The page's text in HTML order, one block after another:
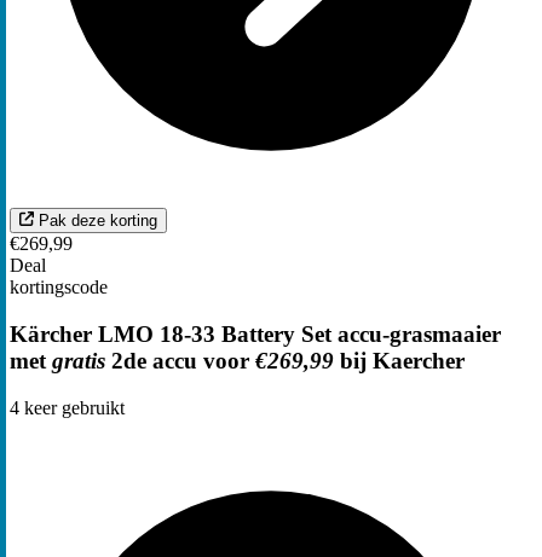
Pak deze korting
€269,99
Deal
kortingscode
Kärcher LMO 18-33 Battery Set accu-grasmaaier
met gratis 2de accu voor €269,99 bij Kaercher
4 keer gebruikt